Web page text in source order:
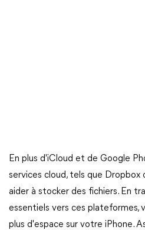
En plus d'iCloud et de Google
services cloud, tels que Dropbox
aider à stocker des fichiers. En
essentiels vers ces plateformes,
plus d'espace sur votre iPhone.